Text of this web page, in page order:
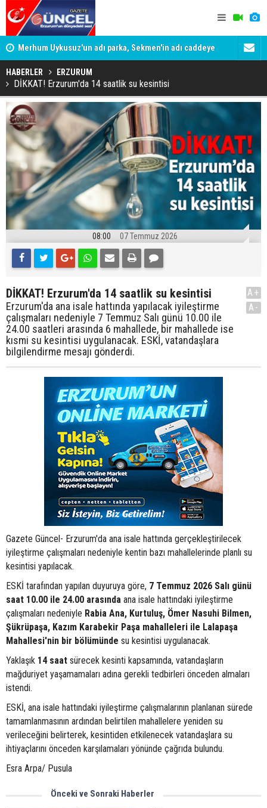
Merhum Uykusuz'un adı parka, Sekmen'in adı caddeye
verildi
HABERLER ERZURUM
DİKKAT! Erzurum'da 14 saatlik su kesintisi
08:00 07 Temmuz 2026
DİKKAT! Erzurum'da 14 saatlik su kesintisi
Erzurum'da ana isale hattında yapılacak iyileştirme
çalışmaları nedeniyle 7 Temmuz Salı günü 10.00 ile
24.00 saatleri arasında 6 mahallede, bir mahallede ise
kısmi su kesintisi uygulanacak. ESKİ, vatandaşlara
bilgilendirme mesajı gönderdi.
A+
A-
Gazete Güncel- Erzurum'da ana isale hattında gerçekleştirilecek
iyileştirme çalışmaları nedeniyle kentin bazı mahallelerinde planlı su
kesintisi yapılacak.
ESKİ tarafından yapılan duyuruya göre, 7 Temmuz 2026 Salı günü
saat 10.00 ile 24.00 arasında ana isale hattındaki iyileştirme
çalışmaları nedeniyle Rabia Ana, Kurtuluş, Ömer Nasuhi Bilmen,
Şükrüpaşa, Kazım Karabekir Paşa mahalleleri ile Lalapaşa
Mahallesi'nin bir bölümünde su kesintisi uygulanacak.
Yaklaşık 14 saat sürecek kesinti kapsamında, vatandaşların
mağduriyet yaşamamaları adına gerekli tedbirleri önceden almaları
istendi.
ESKİ, ana isale hattındaki iyileştirme çalışmalarının planlanan sürede
tamamlanmasının ardından belirtilen mahallelere yeniden su
verileceğini belirterek, kesintiden etkilenecek vatandaşlara su
ihtiyaçlarını önceden karşılamaları yönünde çağrıda bulundu.
Esra Arpa/ Pusula
Önceki ve Sonraki Haberler